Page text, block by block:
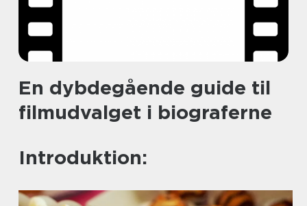
En dybdegående guide til
filmudvalget i biograferne
Introduktion: